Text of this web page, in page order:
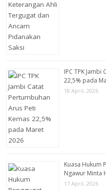
IPC TPK
22,5% pada
18 April, 2026
Kuasa Hukum
Ngawur Minta
17 April, 2026